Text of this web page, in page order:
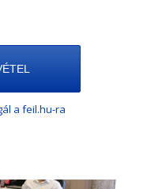
a feil.hu-ra